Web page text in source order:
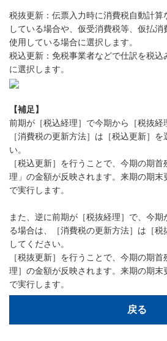
税抜更新：伝票入力時に消費税自動計算
している場合や、仮受消費税等、仮払
使用している場合に選択します。
税込更新：免税事業者などで仕訳を税込
に選択します。
【補足】
前期が［税込経理］で今期から［税抜経
［消費税の更新方法］は［税込更新］
い。
［税込更新］を行うことで、今期の期
理」の金額が反映されます。来期の期末
で実行します。
また、逆に前期が［税抜経理］で、今
る場合は、［消費税の更新方法］は［
してください。
［税抜更新］を行うことで、今期の期
理］の金額が反映されます。来期の期末
で実行します。
戻る